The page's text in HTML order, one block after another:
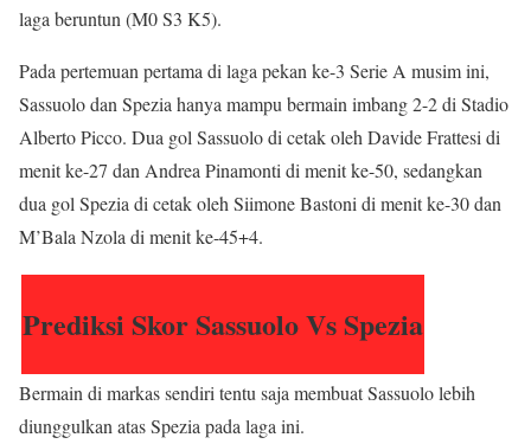
laga beruntun (M0 S3 K5).
Pada pertemuan pertama di laga pekan ke-3 Serie A musim ini,
Sassuolo dan Spezia hanya mampu bermain imbang 2-2 di Stadio
Alberto Picco. Dua gol Sassuolo di cetak oleh Davide Frattesi di
menit ke-27 dan Andrea Pinamonti di menit ke-50, sedangkan
dua gol Spezia di cetak oleh Siimone Bastoni di menit ke-30 dan
M’Bala Nzola di menit ke-45+4.
Prediksi Skor Sassuolo Vs Spezia
Bermain di markas sendiri tentu saja membuat Sassuolo lebih
diunggulkan atas Spezia pada laga ini.